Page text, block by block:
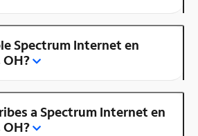
Spectrum Internet en
OH?
a Spectrum Internet en
OH?